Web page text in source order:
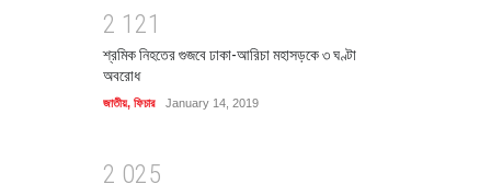
2 1 21
শ্রমিক নিহতের গুজবে ঢাকা-আরিচা মহাসড়কে ৩ ঘণ্টা
অবরোধ
জাতীয়, ফিচার January 14, 2019
2 025